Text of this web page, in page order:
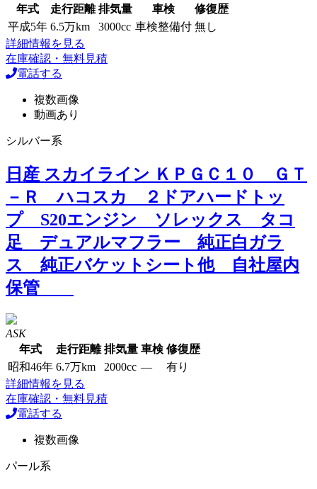
年式
走行距離 排気量 車検
修復歴
平成5年 6.5万km 3000cc 車検整備付 無し
詳細情報を見る
在庫確認・無料見積
電話する
複数画像
動画あり
シルバー系
日産 スカイライン ＫＰＧＣ１０ ＧＴ
－Ｒ ハコスカ ２ドアハードトッ
プ S20エンジン ソレックス タコ
足 デュアルマフラー 純正白ガラ
ス 純正バケットシート他 自社屋内
保管
ASK
年式
走行距離 排気量 車検 修復歴
昭和46年 6.7万km 2000cc ―
有り
詳細情報を見る
在庫確認・無料見積
電話する
複数画像
パール系